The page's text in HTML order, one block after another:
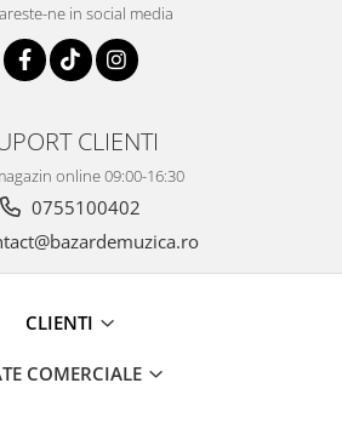
ne in social media
CLIENTI
online 09:00-16:30
0755100402
CLIENTI
COMERCIALE